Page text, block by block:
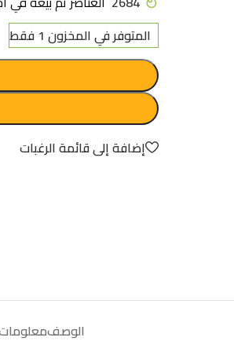
المتوفر في المخزون 1 فقط
إضافة إلى قائمة الرغبات
الوصف